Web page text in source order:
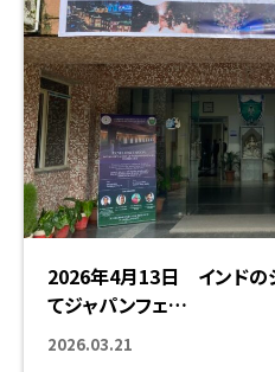
2026年4月13日 インドの
てジャパンフェ…
2026.03.21